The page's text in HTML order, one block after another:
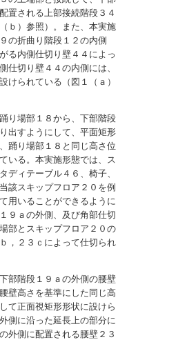
置される上部接続階段３４
ｂ）参照）。また、本実施
の折曲り階段１２の内側
る内側仕切り壁４４によっ
仕切り壁４４の内側には、
けられている（図１（ａ）
り場部１８から、下部階段
出すようにして、平面矩形
踊り場部１８と同じ高さ位
いる。本実施形態では、ス
ディテーブル４６、椅子、
該スキップフロア２０を例
用いることができるように
９ａの外側、及び角部仕切
部とスキップフロア２０の
，２３ｃによって仕切られ
部階段１９ａの外側の腰壁
壁高さを基準にした同じ高
て正面視矩形形状に設けら
側に沿った延長上の部分に
外側に配置される腰壁２３